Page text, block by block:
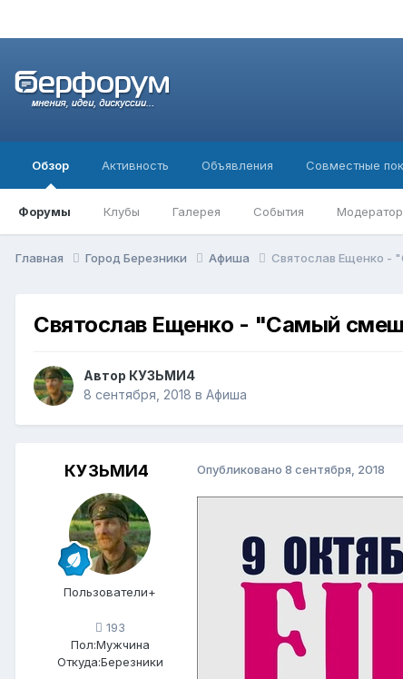
Обзор
Форумы Клубы Галерея События
Активность Объявления Совместные
Главная Город Березники Афиша Святослав Ещенко -
Святослав Ещенко - "Самый
Автор КУЗЬМИ4
8 сентября, 2018 в Афиша
КУЗЬМИ4
Пользователи+
193
Пол:Мужчина
Откуда:Березники
Опубликовано 8 сентября, 2018